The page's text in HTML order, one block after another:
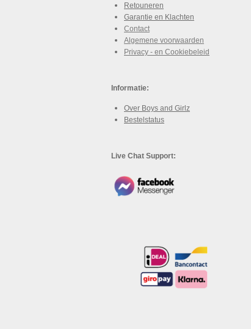
Retouneren
Garantie en Klachten
Contact
Algemene voorwaarden
Privacy - en Cookiebeleid
Informatie:
Over Boys and Girlz
Bestelstatus
Live Chat Support: